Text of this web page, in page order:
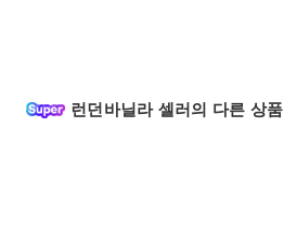
런던바닐라 셀러의 다른 상품